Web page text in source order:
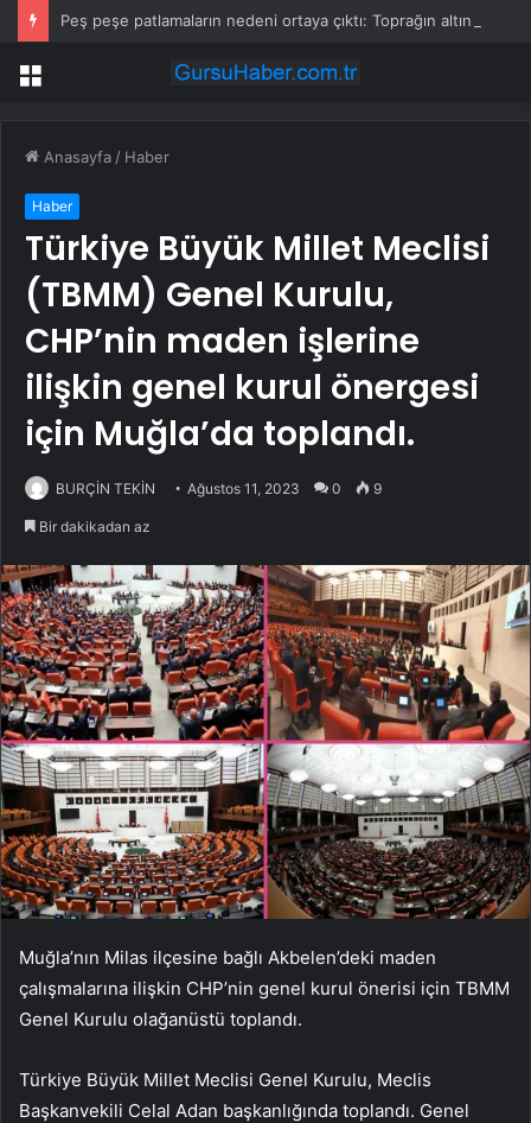
Menü
Anasayfa / Haber
Haber
Türkiye Büyük Millet Meclisi
(TBMM) Genel Kurulu,
CHP’nin maden işlerine
ilişkin genel kurul önergesi
için Muğla’da toplandı.
BURÇİN TEKİN Ağustos 11, 2023 0 9
Bir dakikadan az
Muğla’nın Milas ilçesine bağlı Akbelen’deki maden
çalışmalarına ilişkin CHP’nin genel kurul önerisi için TBMM
Genel Kurulu olağanüstü toplandı.
Türkiye Büyük Millet Meclisi Genel Kurulu, Meclis
Başkanvekili Celal Adan başkanlığında toplandı. Genel